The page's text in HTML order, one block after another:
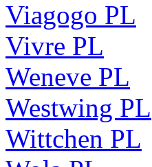
Viagogo PL
Vivre PL
Weneve PL
Westwing PL
Wittchen PL